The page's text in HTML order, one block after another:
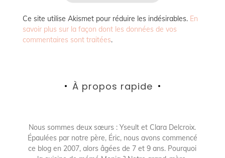
Ce site utilise Akismet pour réduire les indésirables. En
savoir plus sur la façon dont les données de vos
commentaires sont traitées.
À propos rapide
Nous sommes deux sœurs : Yseult et Clara Delcroix.
Épaulées par notre père, Éric, nous avons commencé
ce blog en 2007, alors âgées de 7 et 9 ans. Pourquoi